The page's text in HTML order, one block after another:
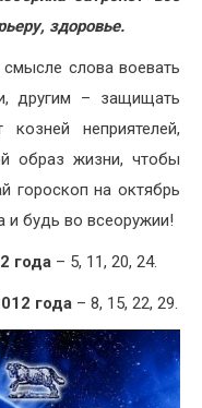
здоровье.
слова воевать
другим – защищать
неприятелей,
образ жизни, чтобы
гороскоп на октябрь
и будь во всеоружии!
года – 5, 11, 20, 24.
года – 8, 15, 22, 29.